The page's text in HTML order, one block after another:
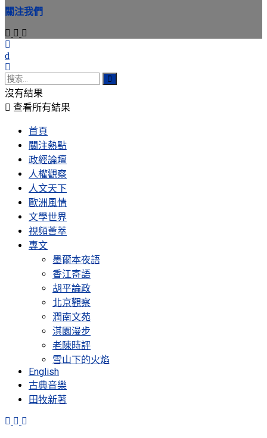
件
址
關注我們
沒有結果
查看所有結果
首頁
關注熱點
政經論壇
人權觀察
人文天下
歐洲風情
文學世界
視頻薈萃
專文
墨爾本夜語
香江寄語
胡平論政
北京觀察
潤南文苑
淇園漫步
老陳時評
雪山下的火焰
English
古典音樂
田牧新著